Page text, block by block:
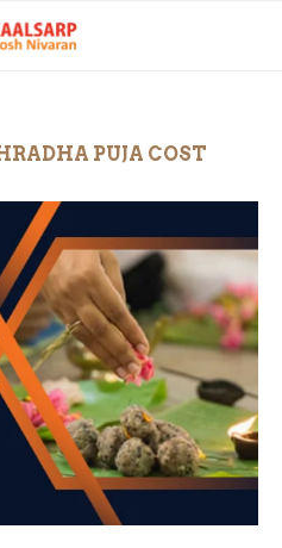
PUJA COST